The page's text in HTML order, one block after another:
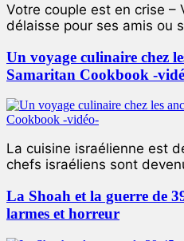
Votre couple est en crise –
délaisse pour ses amis ou
Un voyage culinaire chez
Samaritan Cookbook -
La cuisine israélienne est
chefs israéliens sont
La Shoah et la guerre de
larmes et horreur